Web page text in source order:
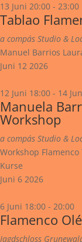
13 Juni 20:00 - 23:00
Tablao
a compás Studio &
Manuel Barrios
Juni 12 2026
12 Juni 18:00 - 14
Manuela
Workshop
a compás Studio &
Workshop
Kurse
Juni 6 2026
6 Juni 18:00 - 20:00
Flamenco Olé
Jagdschloss